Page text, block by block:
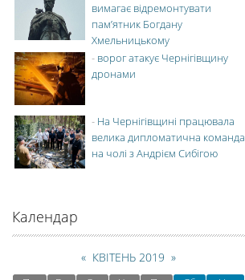
вимагає відремонтувати
пам’ятник Богдану
Хмельницькому
- ворог атакує Чернігівщину
дронами
- На Чернігівщині працювала
велика дипломатична команда
на чолі з Андрієм Сибігою
Календар
« КВІТЕНЬ 2019 »